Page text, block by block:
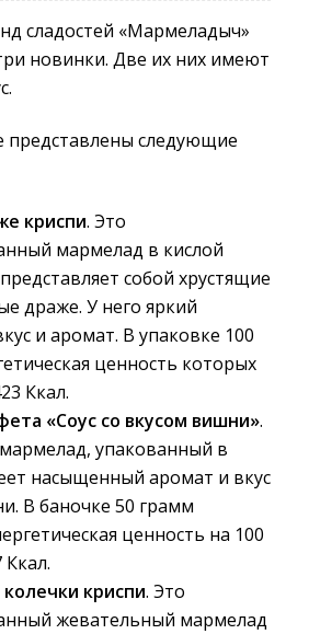
сладостей «Мармеладыч»
новинки. Две их них имеют
представлены следующие
криспи. Это
мармелад в кислой
собой хрустящие
драже. У него яркий
и аромат. В упаковке 100
ценность которых
Ккал.
«Соус со вкусом вишни».
упакованный в
насыщенный аромат и вкус
В баночке 50 грамм
ценность на 100
криспи. Это
жевательный мармелад